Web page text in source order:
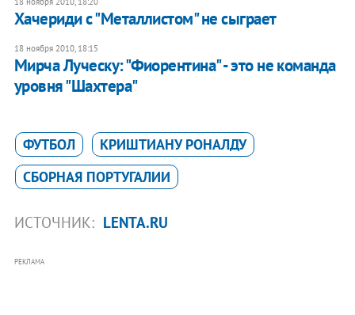
Хачериди с "Металлистом" не сыграет
18 ноября 2010, 18:15
Мирча Луческу: "Фиорентина" - это не команда
уровня "Шахтера"
ФУТБОЛ
КРИШТИАНУ РОНАЛДУ
СБОРНАЯ ПОРТУГАЛИИ
ИСТОЧНИК: LENTA.RU
РЕКЛАМА